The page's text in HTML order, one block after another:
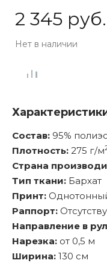
2 345 руб.
Нет в наличии
Состав: 95%
Плотность: 275 г/м
Страна
Тип ткани: Бархат
Принт:
Раппорт:
Направление в
Нарезка: от 0,5 м
Ширина: 130 см